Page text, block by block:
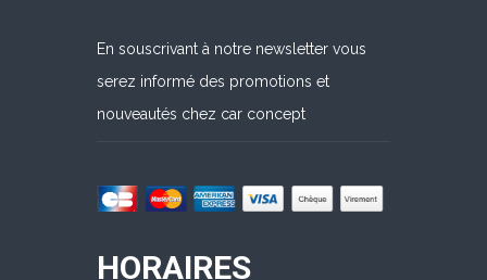
En souscrivant à notre newsletter vous
serez informé des promotions et
nouveautés chez car concept
HORAIRES